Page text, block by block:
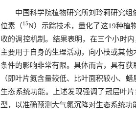
中国科学院植物研究所刘玲莉研究
位素（15N）示踪技术，量化了这19种植
收的调控机制。结果表明，在三个小时
主要用于自身的生理活动，向小枝或其
条件的影响非常有限。具体而言，具有
（即叶片氮含量较低、比叶面积较小、
生态系统功能。上述发现强调了冠层叶
型，以准确预测大气氮沉降对生态系统功